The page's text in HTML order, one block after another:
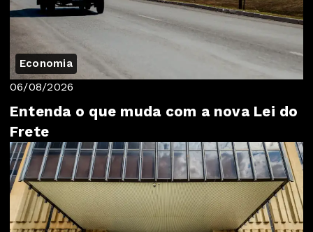
Economia
06/08/2026
Entenda o que muda com a nova Lei do
Frete